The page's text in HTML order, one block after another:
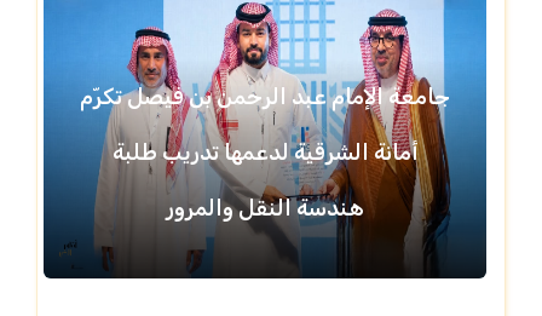
جامعة الإمام عبد الرحمن بن فيصل تكرّم
أمانة الشرقية لدعمها تدريب طلبة
هندسة النقل والمرور